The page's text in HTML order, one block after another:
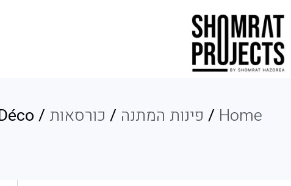
Home
/ פינות המתנה / כורסאות / City Déco